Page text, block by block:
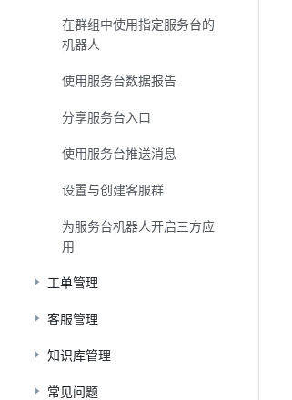
在群组中使用指定服务台的
机器人
使用服务台数据报告
分享服务台入口
使用服务台推送消息
设置与创建客服群
为服务台机器人开启三方应
用
工单管理
客服管理
知识库管理
常见问题